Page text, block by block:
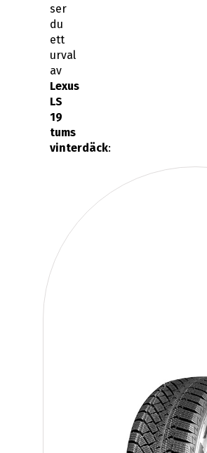
du
ett
urval
av
Lexus
LS
19
tums
vinterdäck